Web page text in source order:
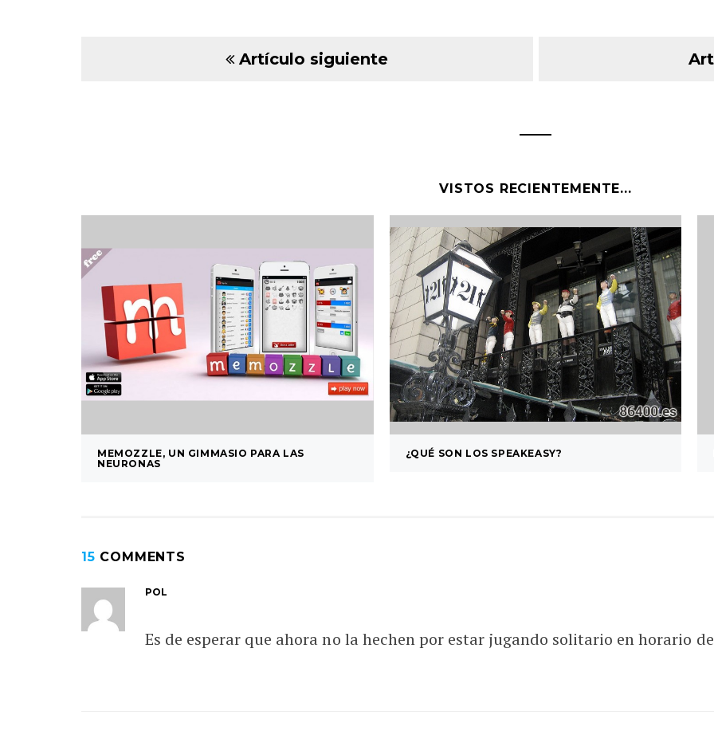
Artículo siguiente
VISTOS RECIENTEMENTE...
MEMOZZLE, UN GIMMASIO PARA LAS
NEURONAS
¿QUÉ SON LOS SPEAKEASY?
15 COMMENTS
POL
Es de esperar que ahora no la hechen por estar jugando solitario en horario